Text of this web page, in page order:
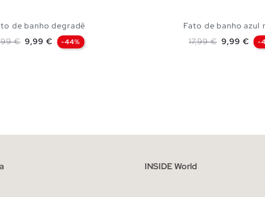
de banho degradê
normal
€ Preço
9,99 € -44%
Fato de banho azul
Preço normal
17,99 € Preço
9,99 € -
INSIDE World